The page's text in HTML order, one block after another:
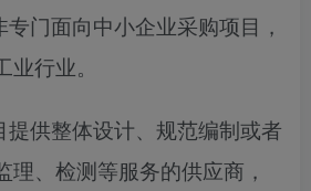
专门面向中小企业采购项目，
业行业。
提供整体设计、规范编制或者
理、检测等服务的供应商，